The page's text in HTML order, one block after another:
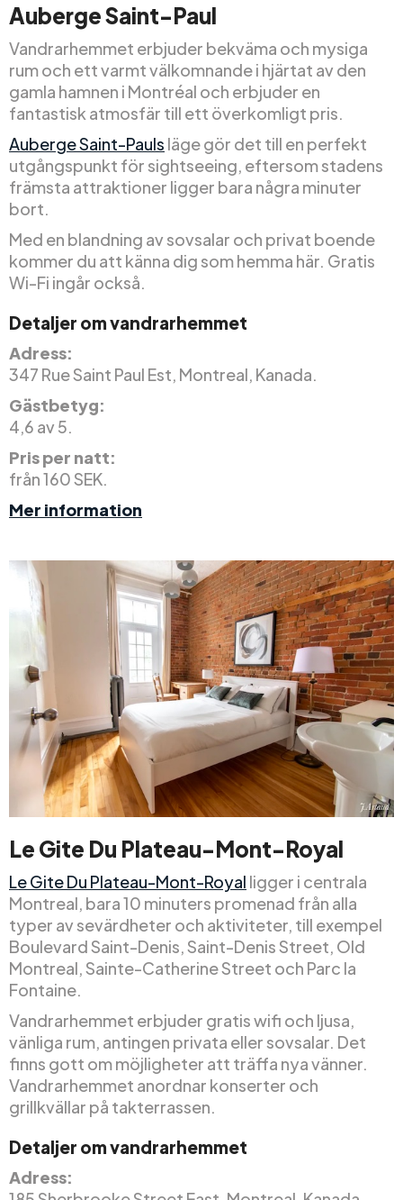
Auberge Saint-Paul
Vandrarhemmet erbjuder bekväma och mysiga
rum och ett varmt välkomnande i hjärtat av den
gamla hamnen i Montréal och erbjuder en
fantastisk atmosfär till ett överkomligt pris.
Auberge Saint-Pauls läge gör det till en perfekt
utgångspunkt för sightseeing, eftersom stadens
främsta attraktioner ligger bara några minuter
bort.
Med en blandning av sovsalar och privat boende
kommer du att känna dig som hemma här. Gratis
Wi-Fi ingår också.
Detaljer om vandrarhemmet
Adress:
347 Rue Saint Paul Est, Montreal, Kanada.
Gästbetyg:
4,6 av 5.
Pris per natt:
från 160 SEK.
Mer information
Le Gite Du Plateau-Mont-Royal
Le Gite Du Plateau-Mont-Royal ligger i centrala
Montreal, bara 10 minuters promenad från alla
typer av sevärdheter och aktiviteter, till exempel
Boulevard Saint-Denis, Saint-Denis Street, Old
Montreal, Sainte-Catherine Street och Parc la
Fontaine.
Vandrarhemmet erbjuder gratis wifi och ljusa,
vänliga rum, antingen privata eller sovsalar. Det
finns gott om möjligheter att träffa nya vänner.
Vandrarhemmet anordnar konserter och
grillkvällar på takterrassen.
Detaljer om vandrarhemmet
Adress: